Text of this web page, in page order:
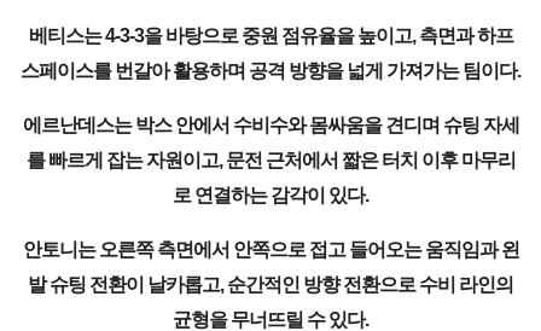
베티스는 4-3-3을 바탕으로 중원 점유율을 높이고, 측면과 하프
스페이스를 번갈아 활용하며 공격 방향을 넓게 가져가는 팀이다.
에르난데스는 박스 안에서 수비수와 몸싸움을 견디며 슈팅 자세
를 빠르게 잡는 자원이고, 문전 근처에서 짧은 터치 이후 마무리
로 연결하는 감각이 있다.
안토니는 오른쪽 측면에서 안쪽으로 접고 들어오는 움직임과 왼
발 슈팅 전환이 날카롭고, 순간적인 방향 전환으로 수비 라인의
균형을 무너뜨릴 수 있다.